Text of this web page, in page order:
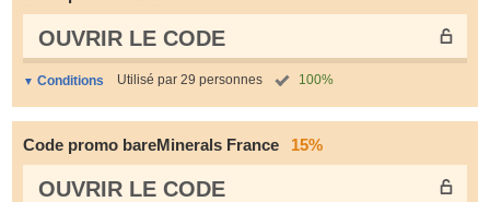
OUVRIR LE СODE
Conditions Utilisé par 29 personnes 100%
Code promo bareMinerals France 15%
OUVRIR LE СODE